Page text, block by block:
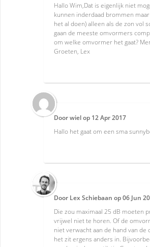
Hallo Wim,Dat is eigenlijk niet
kunnen inderdaad brommen
het al doen) alleen als de zon vol
gaan de meeste omvormers
om welke omvormer het gaat?
Groeten, Lex
Doorwielop 12 Apr 2017
Hallo het gaat om een sma
Door Lex Schiebaan op06 Jun
Die zou maximaal 25 dB moeten
vrijwel niet te horen. Of de
niet verwacht aan de hand van de
het zit ergens anders in.